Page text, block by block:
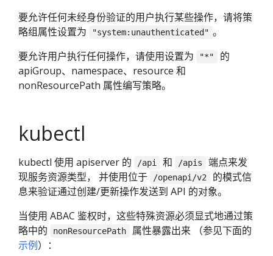
要允许任何未经身份验证的用户执行某些操作，请将策
略组属性设置为
"system:unauthenticated" 。
要允许用户执行任何操作，请使用设置为
"*"
的
apiGroup、namespace、resource 和
nonResourcePath 属性编写策略。
kubectl
kubectl 使用 apiserver 的 /api 和 /apis
端点来发
现服务资源类型， 并使用位于
/openapi/v2
的模式信
息来验证通过创建/更新操作发送到 API 的对象。
当使用 ABAC 鉴权时，这些特殊资源必须显式地通过策
略中的
nonResourcePath
属性暴露出来 （参见下面的
示例）：